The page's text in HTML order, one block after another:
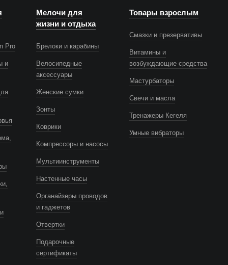
Pro
и
Мелочи для
жизни и отдыха
Брелоки и карабины
Велосипедные
аксессуары
Женские сумки
Зонты
Коврики
Компрессоры и насосы
Мультиинструменты
Настенные часы
Органайзеры проводов
и гаджетов
Отвертки
Подарочные
сертификаты
Товары взрослым
Смазки и презервативы
Витамины и
возбуждающие средства
Мастурбаторы
Свечи и масла
Тренажеры Кегеля
Умные вибраторы